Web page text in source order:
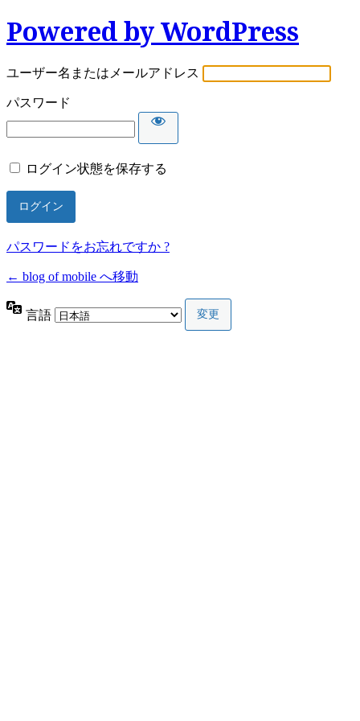
Powered by WordPress
ユーザー名またはメールアドレス
パスワード
ログイン状態を保存する
パスワードをお忘れですか ?
← blog of mobile へ移動
言語